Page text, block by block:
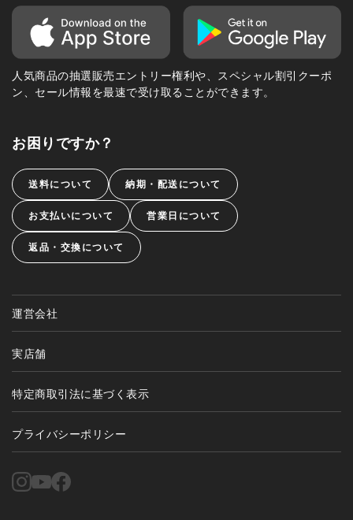
人気商品の抽選販売エントリー権利や、スペシャル割引クーポ
ン、セール情報を最速で受け取ることができます。
お困りですか？
送料について 納期・配送について
お支払いについて 営業日について
返品・交換について
運営会社
実店舗
特定商取引法に基づく表示
プライバシーポリシー